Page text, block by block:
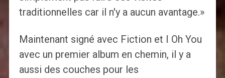
traditionnelles car il n'y a aucun avantage.»
Maintenant signé avec Fiction et I Oh You
avec un premier album en chemin, il y a
aussi des couches pour les